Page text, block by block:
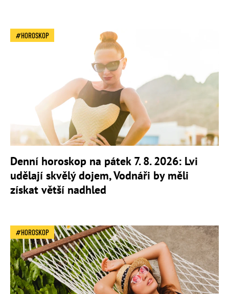
HOROSKOP
Denní horoskop na pátek 7. 8. 2026: Lvi
udělají skvělý dojem, Vodnáři by měli
získat větší nadhled
HOROSKOP